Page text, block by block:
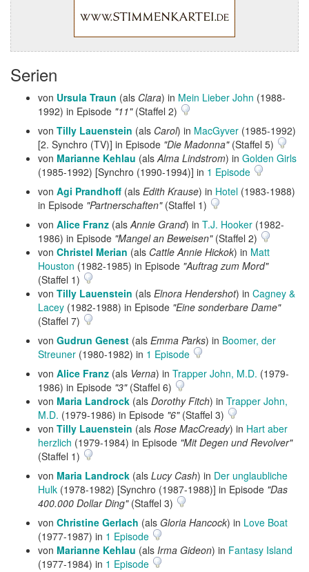
Serien
von Ursula Traun (als Clara) in Mein Lieber John (1988-
1992) in Episode "11"(Staffel 2)
von Tilly Lauenstein (als Carol) in MacGyver (1985-1992)
[2. Synchro (TV)] in Episode "Die Madonna"(Staffel 5)
von Marianne Kehlau (alsAlma Lindstrom) in Golden Girls
(1985-1992) [Synchro (1990-1994)] in 1 Episode
von Agi Prandhoff (als Edith Krause) in Hotel (1983-1988)
in Episode "Partnerschaften"(Staffel 1)
von Alice Franz (alsAnnie Grand) in T.J. Hooker (1982-
1986) in Episode "Mangel an Beweisen"(Staffel 2)
von Christel Merian (als Cattle Annie Hickok) in Matt
Houston (1982-1985) in Episode "Auftrag zum Mord"
(Staffel 1)
von Tilly Lauenstein (als Elnora Hendershot) in Cagney &
Lacey (1982-1988) in Episode "Eine sonderbare Dame"
(Staffel 7)
von Gudrun Genest (als Emma Parks) in Boomer, der
Streuner (1980-1982) in 1 Episode
von Alice Franz (als Verna) in Trapper John, M.D. (1979-
1986) in Episode "3"(Staffel 6)
von Maria Landrock (als Dorothy Fitch) in Trapper John,
M.D. (1979-1986) in Episode "6"(Staffel 3)
von Tilly Lauenstein (als Rose MacCready) in Hart aber
herzlich (1979-1984) in Episode "Mit Degen und Revolver"
(Staffel 1)
von Maria Landrock (als Lucy Cash) in Der unglaubliche
Hulk (1978-1982) [Synchro (1987-1988)] in Episode "Das
400.000 Dollar Ding"(Staffel 3)
von Christine Gerlach (als Gloria Hancock) in Love Boat
(1977-1987) in 1 Episode
von Marianne Kehlau (als Irma Gideon) in Fantasy Island
(1977-1984) in 1 Episode